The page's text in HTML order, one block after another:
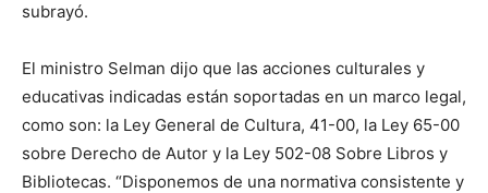
subrayó.
El ministro Selman dijo que las acciones culturales y
educativas indicadas están soportadas en un marco legal,
como son: la Ley General de Cultura, 41-00, la Ley 65-00
sobre Derecho de Autor y la Ley 502-08 Sobre Libros y
Bibliotecas. “Disponemos de una normativa consistente y